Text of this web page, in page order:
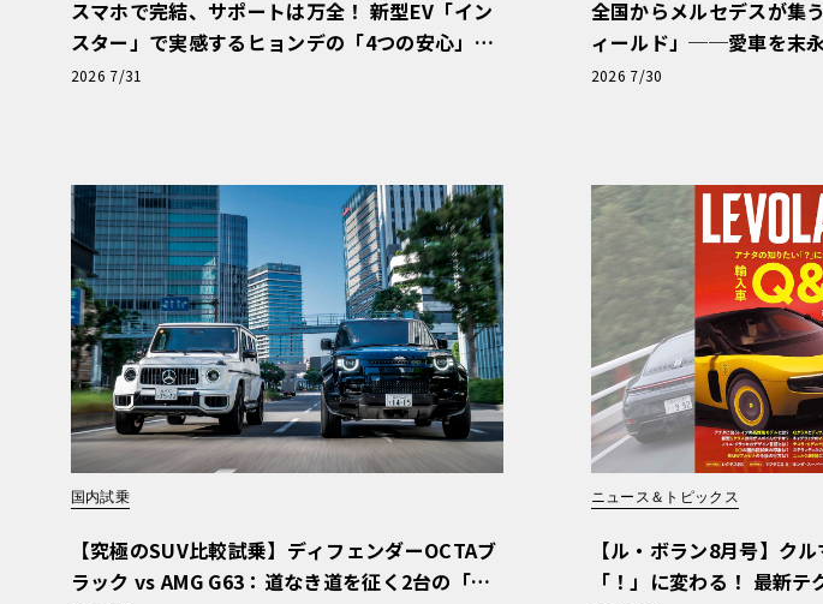
スマホで完結、サポートは万全！ 新型EV「イン
スター」で実感するヒョンデの「4つの安心」
【第1回・ヒョンデ6つの疑問：Why? Hyunda
2026 7/31
全国からメルセデスが集
ィールド」──愛車を末
と、プロがフックス製オ
2026 7/30
国内試乗
【究極のSUV比較試乗】ディフェンダーOCTAブ
ラック vs AMG G63：道なき道を征く2台の「対
ニュース＆トピックス
【ル・ボラン8月号】ク
「！」に変わる！ 最新